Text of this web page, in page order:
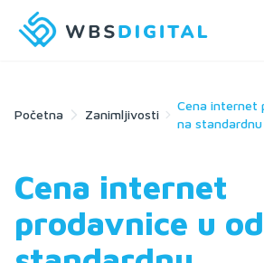
Početna Zanimljivosti
Cena internet
na standardnu
Cena internet
prodavnice u